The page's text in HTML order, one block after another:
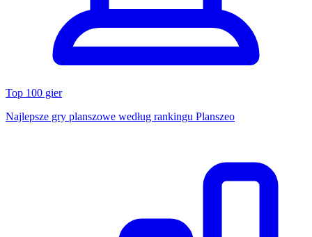
Top 100 gier
Najlepsze gry planszowe według rankingu Planszeo